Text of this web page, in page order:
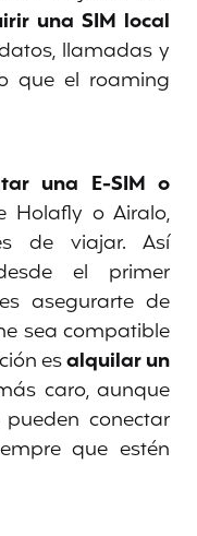
una SIM local
llamadas y
que el roaming
una E-SIM o
Holafly o Airalo,
de viajar. Así
el primer
asegurarte de
sea compatible
esalquilar un
caro, aunque
conectar
que estén